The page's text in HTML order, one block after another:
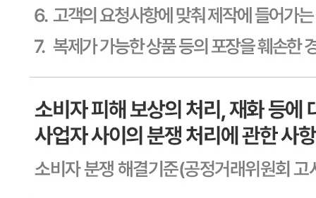
제조연월일
상품상세 참조
소비기한
상품상세 참조
포장단위별 수량
상품상세 참조
원재료명 및 함량
상품상세 참조
영양성분
상세 상품정보 참고